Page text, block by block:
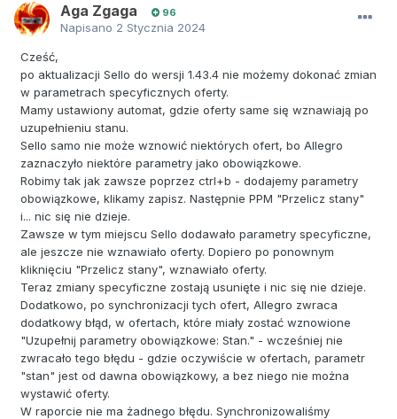
Aga Zgaga 96
Napisano 2 Stycznia 2024
Cześć,
po aktualizacji Sello do wersji 1.43.4 nie możemy dokonać zmian
w parametrach specyficznych oferty.
Mamy ustawiony automat, gdzie oferty same się wznawiają po
uzupełnieniu stanu.
Sello samo nie może wznowić niektórych ofert, bo Allegro
zaznaczyło niektóre parametry jako obowiązkowe.
Robimy tak jak zawsze poprzez ctrl+b - dodajemy parametry
obowiązkowe, klikamy zapisz. Następnie PPM "Przelicz stany"
i... nic się nie dzieje.
Zawsze w tym miejscu Sello dodawało parametry specyficzne,
ale jeszcze nie wznawiało oferty. Dopiero po ponownym
kliknięciu "Przelicz stany", wznawiało oferty.
Teraz zmiany specyficzne zostają usunięte i nic się nie dzieje.
Dodatkowo, po synchronizacji tych ofert, Allegro zwraca
dodatkowy błąd, w ofertach, które miały zostać wznowione
"Uzupełnij parametry obowiązkowe: Stan." - wcześniej nie
zwracało tego błędu - gdzie oczywiście w ofertach, parametr
"stan" jest od dawna obowiązkowy, a bez niego nie można
wystawić oferty.
W raporcie nie ma żadnego błędu. Synchronizowaliśmy